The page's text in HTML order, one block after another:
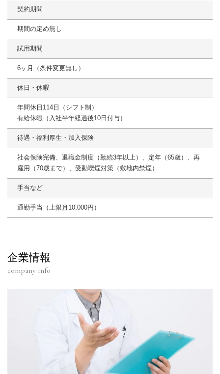
契約期間
期間の定め無し
試用期間
6ヶ月（条件変更無し）
休日・休暇
年間休日114日（シフト制）
有給休暇（入社半年経過後10日付与）
待遇・福利厚生・加入保険
社会保険完備、退職金制度（勤続3年以上）、定年（65歳）、再
雇用（70歳まで）、受動喫煙対策（敷地内禁煙）
手当など
通勤手当（上限月10,000円）
企業情報
company info